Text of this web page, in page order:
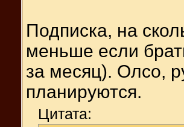
Подписка, на
меньше если
за месяц). Олсо,
планируются.
Цитата: